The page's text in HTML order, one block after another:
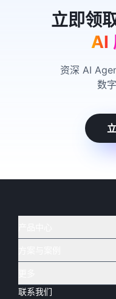
AI
资深 AI
数
下载体验
联系我们